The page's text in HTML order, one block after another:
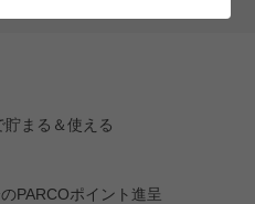
貯まる＆使える
PARCOポイント進呈